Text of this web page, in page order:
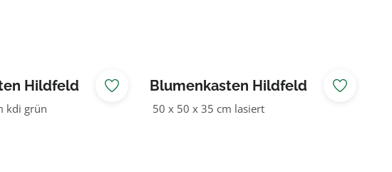
Hildfeld
kdi grün
Blumenkasten Hildfeld
50 x 50 x 35 cm lasiert